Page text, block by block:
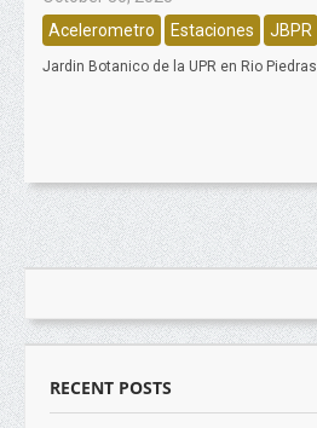
Acelerometro
Estaciones JBPR
Jardin Botanico de la UPR en Rio Piedras
RECENT POSTS